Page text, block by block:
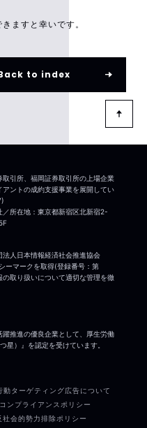
ますと幸いです。
to index
法人日本情報経済社会推進協会
ーマークを取得(登録番号：第
取り扱いについて適切な管理を徹
取引所、福岡証券取引所の上場企業
ントの成約支援事業を展開してい
／所在地：東京都新宿区北新宿2-
躍推進の優良企業として、厚生労働
星）』を認定を受けています。
動ターゲティング広告について
コンプライアンスポリシー
社会的勢力排除ポリシー